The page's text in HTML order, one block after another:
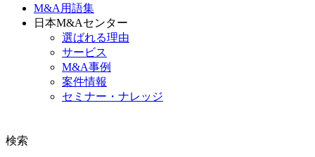
M&A用語集
日本M&Aセンター
選ばれる理由
サービス
M&A事例
案件情報
セミナー・ナレッジ
検索